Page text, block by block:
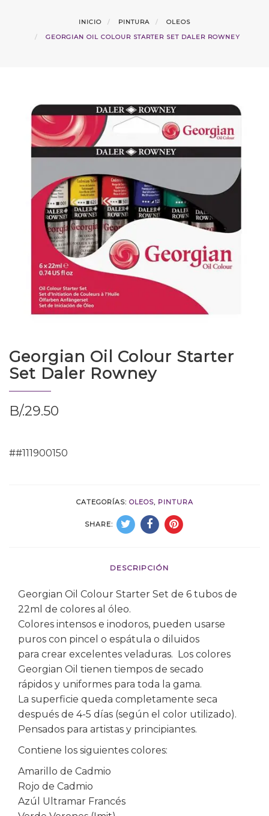
INICIO PINTURA
OLEOS
GEORGIAN OIL COLOUR STARTER SET DALER ROWNEY
Georgian Oil Colour Starter
Set Daler Rowney
B/.29.50
##111900150
CATEGORÍAS: OLEOS, PINTURA
SHARE:
DESCRIPCIÓN
Georgian Oil Colour Starter Set de 6 tubos de
22ml de colores al óleo.
Colores intensos e inodoros, pueden usarse
puros con pincel o espátula o diluidos
para crear excelentes veladuras. Los colores
Georgian Oil tienen tiempos de secado
rápidos y uniformes para toda la gama.
La superficie queda completamente seca
después de 4-5 días (según el color utilizado).
Pensados para artistas y principiantes.
Contiene los siguientes colores:
Amarillo de Cadmio
Rojo de Cadmio
Azúl Ultramar Francés